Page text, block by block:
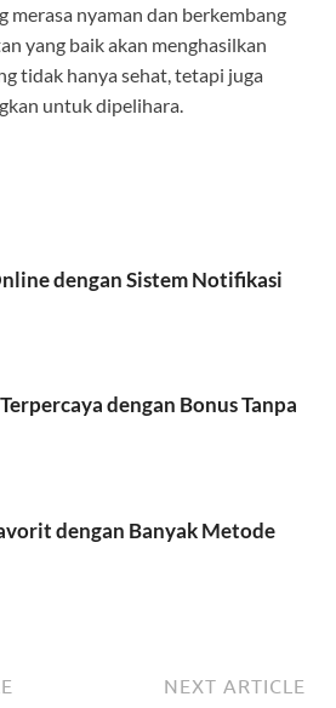
merasa nyaman dan berkembang
yang baik akan menghasilkan
tidak hanya sehat, tetapi juga
untuk dipelihara.
dengan Sistem Notifikasi
dengan Bonus Tanpa
dengan Banyak Metode
NEXT ARTICLE